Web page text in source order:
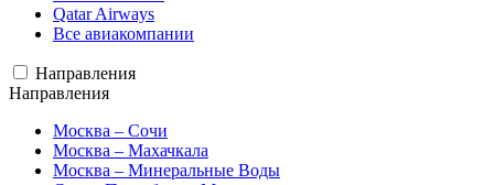
Qatar Airways
Все авиакомпании
Направления
Направления
Москва – Сочи
Москва – Махачкала
Москва – Минеральные Воды